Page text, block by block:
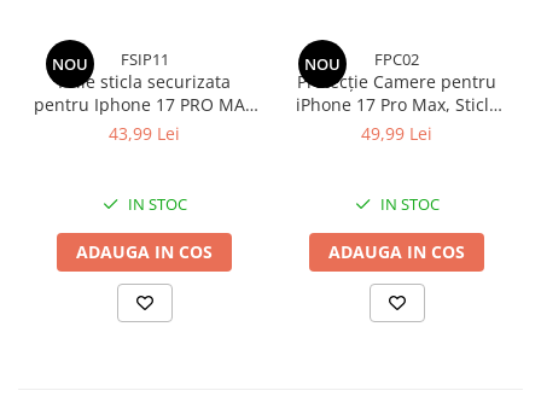
NOU FSIP11
Folie sticla securizata
pentru Iphone 17 PRO MAX
cu kit de montare inclus -
Protectie Anti-Zgarieturi si
43,99 Lei
IN STOC
ADAUGA IN COS
NOU FPC02
Protecție Camere pentru
iPhone 17 Pro Max, Sticlă
Securizată Full Cover cu
49,99 Lei
IN STOC
ADAUGA IN COS